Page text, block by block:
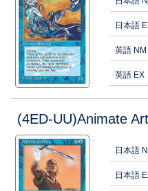
日本語
英語 NM
英語 EX
(4ED-UU)Animate
日本語
日本語